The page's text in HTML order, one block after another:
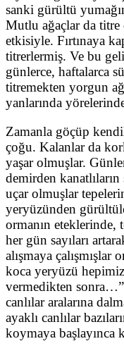
sanki gürültü
Mutlu ağaçlar da titre
etkisiyle. Fırtınaya
titrerlermiş. Ve bu
günlerce, haftalarca
titremekten yorgun
yanlarında
Zamanla göçüp
çoğu. Kalanlar da
yaşar olmuşlar.
demirden kanatlıların
uçar olmuşlar
yeryüzünden
ormanın eteklerinde,
her gün sayıları
alışmaya çalışmışlar
koca yeryüzü
vermedikten
canlılar aralarına
ayaklı canlılar
koymaya başlayınca